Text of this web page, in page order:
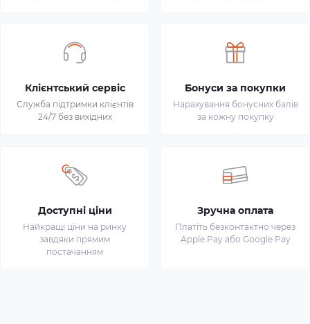
Клієнтський сервіс
Служба підтримки клієнтів
24/7 без вихідних
Бонуси за покупки
Нарахування бонусних балів
за кожну покупку
Доступні ціни
Найкращі ціни на ринку
завдяки прямим
постачанням
Зручна оплата
Платіть безконтактно через
Apple Pay або Google Pay